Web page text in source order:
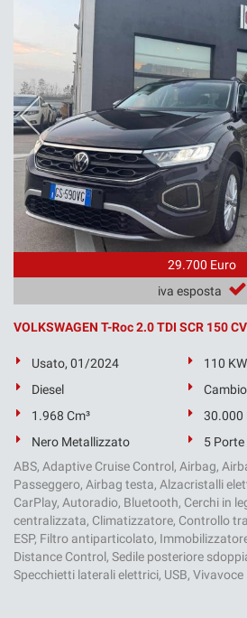
29.700 Euro
iva esposta
VOLKSWAGEN T-Roc 2.0 TDI SCR 150
Usato, 01/2024
110
Diesel
1.968 Cm³
30.000
Nero Metallizzato
5 Porte
ABS, Adaptive Cruise Control, Airbag,
Passeggero, Airbag testa, Alzacristalli
CarPlay, Autoradio, Bluetooth, Cerchi in
centralizzata, Climatizzatore, Controllo
ESP, Filtro antiparticolato,
Distance Control, Sedile posteriore
Specchietti laterali elettrici, USB, Vivavoce